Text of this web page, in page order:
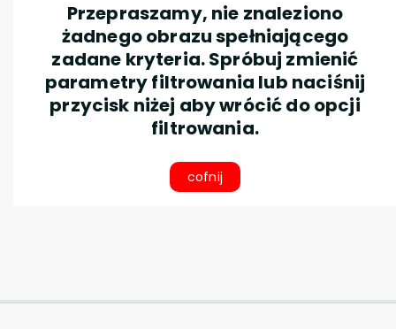
Przepraszamy, nie znaleziono
żadnego obrazu spełniającego
zadane kryteria. Spróbuj zmienić
parametry filtrowania lub naciśnij
przycisk niżej aby wrócić do opcji
filtrowania.
cofnij